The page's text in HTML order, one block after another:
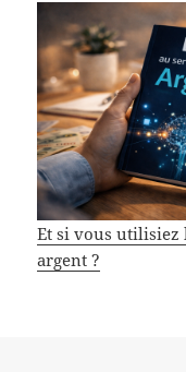
Et si vous
argent ?